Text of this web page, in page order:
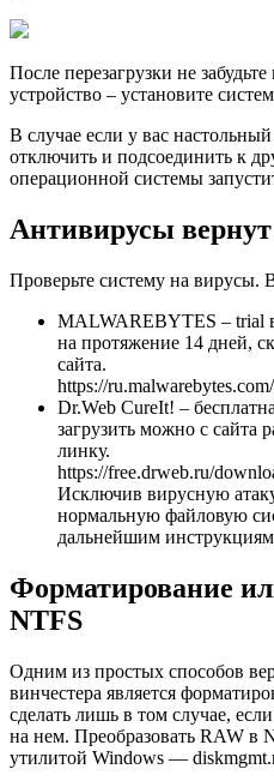
После перезагрузки не
устройство – установите
В случае если у вас
отключить и подсоединить к
операционной системы
Антивирусы
Проверьте систему на вирусы.
MALWAREBYTES – trial
на протяжение 14 дней,
сайта.
https://
Dr.Web CureIt! –
загрузить можно с сайта
линку.
https://free.drweb.ru/
Исключив вирусную
нормальную файловую
дальнейшим
Форматирование
NTFS
Одним из простых способов
винчестера является
сделать лишь в том случае,
на нем. Преобразовать RAW в
утилитой Windows —